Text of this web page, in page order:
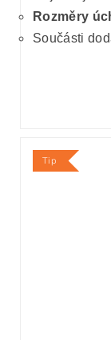
Rozměry
Součásti
Tip